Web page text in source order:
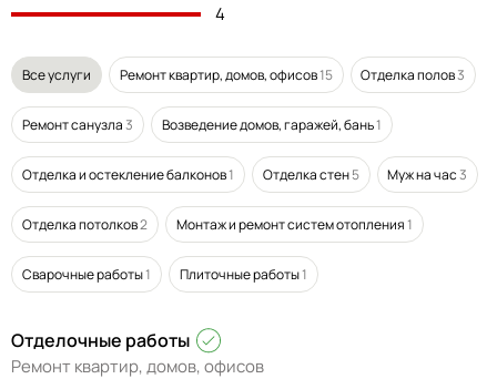
4
Все услуги Ремонт квартир, домов, офисов15 Отделка полов3
Ремонт санузла3 Возведение домов, гаражей, бань1
Отделка и остекление балконов1 Отделка стен5 Муж на час3
Отделка потолков2 Монтаж и ремонт систем отопления1
Сварочные работы1 Плиточные работы1
Отделочные работы
Ремонт квартир, домов, офисов